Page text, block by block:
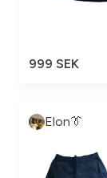
999 SEK
Elon👔